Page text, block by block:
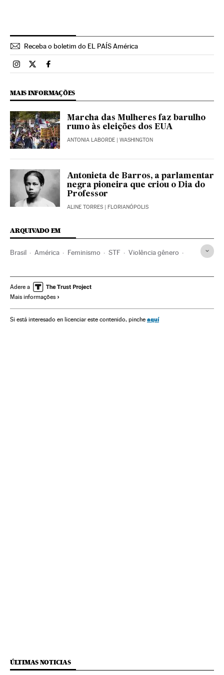
Receba o boletim do EL PAÍS América
Brasil El País Brasil en Instagram
Brasil El País Brasil en Twitter
Brasil El País Brasil en Facebook
MAIS INFORMAÇÕES
Marcha das Mulheres faz barulho
rumo às eleições dos EUA
ANTONIA LABORDE | WASHINGTON
Antonieta de Barros, a parlamentar
negra pioneira que criou o Dia do
Professor
ALINE TORRES | FLORIANÓPOLIS
ARQUIVADO EM
Brasil América Feminismo STF Violência gênero
Adere a
Mais informações
Si está interesado en licenciar este contenido, pinche aquí
ÚLTIMAS NOTICIAS